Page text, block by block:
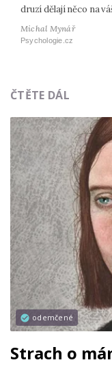
druzí dělají něco na
Michal Mynář
Psychologie.cz
ČTĚTE DÁL
odemčené
Strach o